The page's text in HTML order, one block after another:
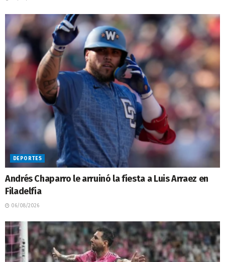
DEPORTES
Andrés Chaparro le arruinó la fiesta a Luis Arraez en
Filadelfia
06/08/2026